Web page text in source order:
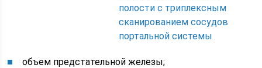
полости с триплексным
сканированием сосудов
портальной системы
объем предстательной железы;